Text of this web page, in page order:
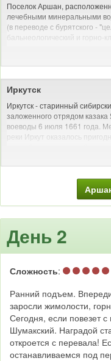
Поселок Аршан,
лечебными минеральными
(в переводе с бурятского -
бальнеологический и горно-
роскошная природа
Иркутск
Иркутск - старинный
заложенного отрядом
воеводы 6 июля 1661 года.
реки Иркут оказалось
В день закладки острога
— все близко; а опроче того
время процветавшим на
золотопромышленности;
являлся центром
генерал-губернаторства. В
Город отнесён к
Иркутска внесён в
ЮНЕСКО.
День 2
Сложность:
Ранний подъем.
заросли жимолости,
Сегодня, если повезет
Шумакский. Наградой
откроется с перевала!
останавливаемся под